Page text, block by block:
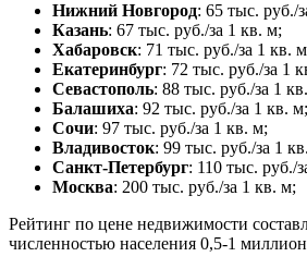
Нижний Новгород: 65 тыс. руб./
Казань: 67 тыс. руб./за 1 кв. м;
Хабаровск: 71 тыс. руб./за 1 кв.
Екатеринбург: 72 тыс. руб./за 1
Севастополь: 88 тыс. руб./за 1
Балашиха: 92 тыс. руб./за 1 кв. м;
Сочи: 97 тыс. руб./за 1 кв. м;
Владивосток: 99 тыс. руб./за 1
Санкт-Петербург: 110 тыс. руб./
Москва: 200 тыс. руб./за 1 кв. м;
Рейтинг по цене недвижимости
численностью населения 0,5-1